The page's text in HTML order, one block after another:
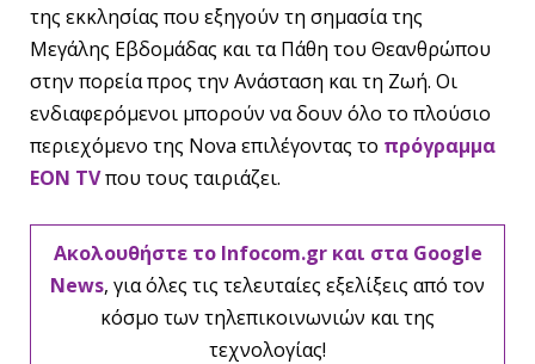
της εκκλησίας που εξηγούν τη σημασία της
Μεγάλης Εβδομάδας και τα Πάθη του Θεανθρώπου
στην πορεία προς την Ανάσταση και τη Ζωή. Οι
ενδιαφερόμενοι μπορούν να δουν όλο το πλούσιο
περιεχόμενο της Nova επιλέγοντας το πρόγραμμα
ΕΟΝ ΤVπου τους ταιριάζει.
Ακολουθήστε το Infocom.gr και στα Google
News, για όλες τις τελευταίες εξελίξεις από τον
κόσμο των τηλεπικοινωνιών και της
τεχνολογίας!